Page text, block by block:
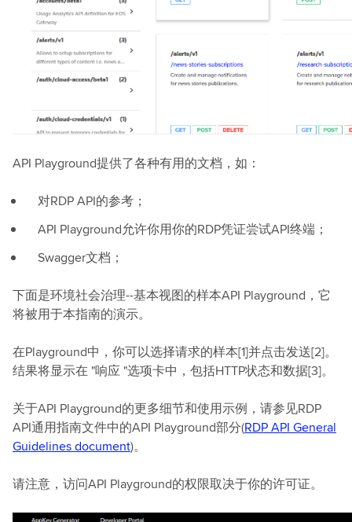
API Playground提供了各种有用的文档，如：
对RDP API的参考；
API Playground允许你用你的RDP凭证尝试API终端；
Swagger文档；
下面是环境社会治理--基本视图的样本API Playground，它
将被用于本指南的演示。
在Playground中，你可以选择请求的样本[1]并点击发送[2]。
结果将显示在 "响应 "选项卡中，包括HTTP状态和数据[3]。
关于API Playground的更多细节和使用示例，请参见RDP
API通用指南文件中的API Playground部分(RDP API General
Guidelines document)。
请注意，访问API Playground的权限取决于你的许可证。